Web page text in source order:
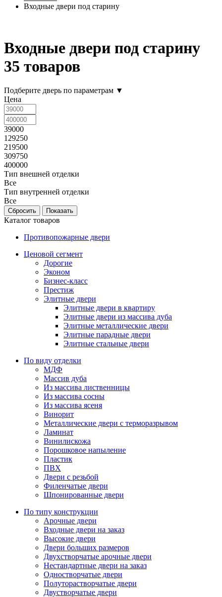
Входные двери под старину
Входные двери под старину
35 товаров
Подберите дверь по параметрам ▼
Цена
39000
129250
219500
309750
400000
Тип внешней отделки
Все
Тип внутренней отделки
Все
Каталог товаров
Противопожарные двери
Ценовой сегмент
Дорогие
Эконом
Бизнес-класс
Престиж
Элитные двери
Элитные двери в квартиру
Элитные двери из массива дуба
Элитные металлические двери
Элитные парадные двери
Элитные стальные двери
По виду отделки
МДФ
Массив дуба
Из массива лиственницы
Из массива сосны
Из массива ясеня
Винорит
Металлические двери с терморазрывом
Ламинат
Винилискожа
Порошковое напыление
Пластик
ПВХ
Двери с резьбой
Филенчатые двери
Шпонированные двери
По типу конструкции
Арочные двери
Входные двери на заказ
Высокие двери
Двери больших размеров
Двухстворчатые арочные двери
Нестандартные двери на заказ
Одностворчатые двери
Полуторастворчатые двери
Двустворчатые двери